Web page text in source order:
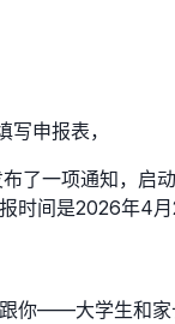
申报表，
一项通知，
间是2026年4月
你——大学生和